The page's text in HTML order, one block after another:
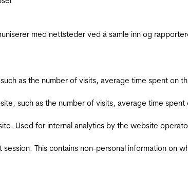
med nettsteder ved å samle inn og
as the number of visits, average time spent on
such as the number of visits, average time
Used for internal analytics by the website
This contains non-personal information on